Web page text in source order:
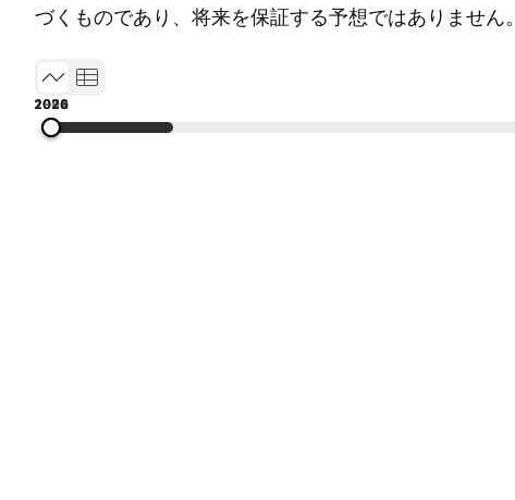
づくものであり、将来を保証する予想ではありません。
1970
1984
1998
2012
2026